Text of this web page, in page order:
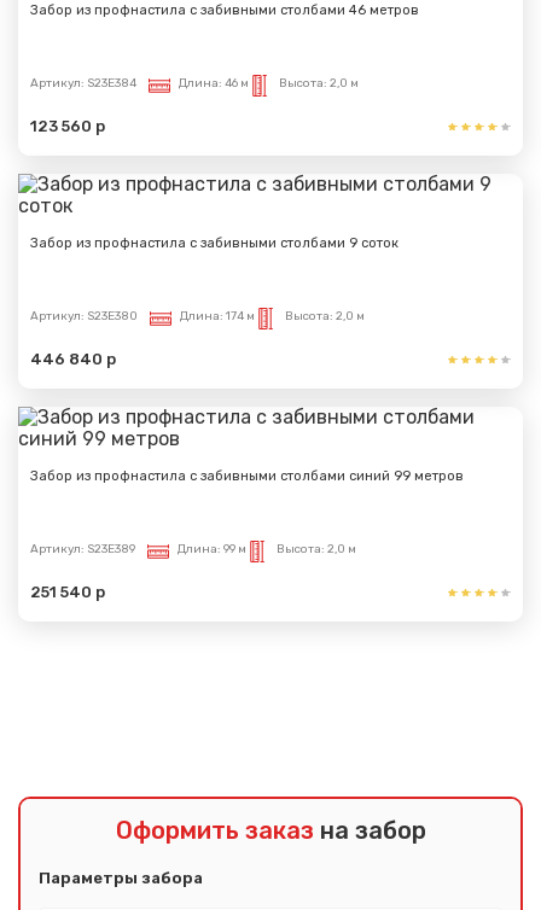
Забор из профнастила с забивными столбами 46 метров
Артикул: S23E384 Длина: 46 м Высота: 2,0 м
123 560 р
Забор из профнастила с забивными столбами 9 соток
Артикул: S23E380 Длина: 174 м Высота: 2,0 м
446 840 р
Забор из профнастила с забивными столбами синий 99 метров
Артикул: S23E389 Длина: 99 м Высота: 2,0 м
251 540 р
Оформить заказ на забор
Параметры забора